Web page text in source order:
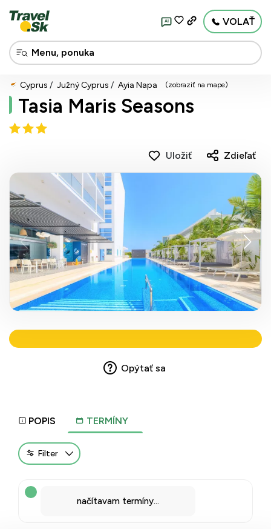
AI VOLAŤ
Cyprus Južný Cyprus Ayia Napa (zobraziť na mape)
Tasia Maris Seasons
Uložiť Zdieľať
POPIS TERMÍNY
Filter
načítavam termíny...
Opýtať sa